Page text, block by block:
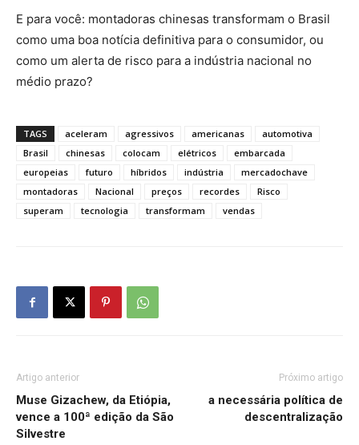
E para você: montadoras chinesas transformam o Brasil
como uma boa notícia definitiva para o consumidor, ou
como um alerta de risco para a indústria nacional no
médio prazo?
TAGS aceleram agressivos americanas
automotiva
Brasil
chinesas colocam elétricos
embarcada
europeias
futuro híbridos indústria
mercadochave
montadoras
Nacional preços recordes
Risco
superam
tecnologia transformam vendas
Artigo anterior
Muse Gizachew, da Etiópia,
vence a 100ª edição da São
Silvestre
Próximo artigo
a necessária política de
descentralização